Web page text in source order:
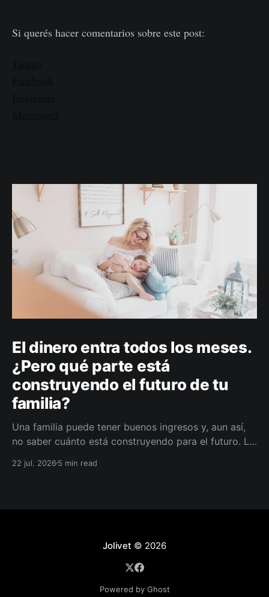
Si querés hacer comentarios sobre este post:
El dinero entra todos los meses.
¿Pero qué parte está
construyendo el futuro de tu
familia?
Una familia puede tener buenos ingresos y, aun así,
no saber cuánto está construyendo para el futuro. La
darle a cada parte del ingreso un propósito, un plazo
22 jul. 20265 min read
Jolivet © 2026
Powered by Ghost